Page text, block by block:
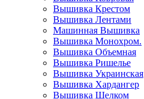
Вышивка Крестом
Вышивка Лентами
Машинная Вышивка
Вышивка Монохром.
Вышивка Объемная
Вышивка Ришелье
Вышивка Украинская
Вышивка Хардангер
Вышивка Шелком